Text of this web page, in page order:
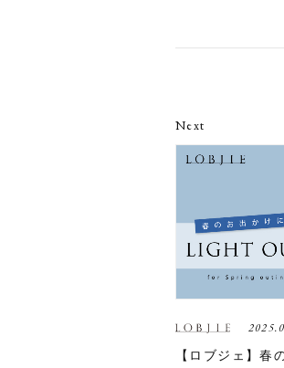
Next
【ロブジェ】春